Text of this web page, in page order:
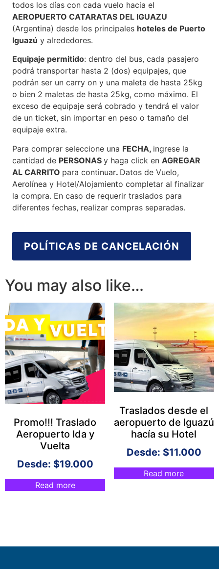
todos los días con cada vuelo hacia el
AEROPUERTO CATARATAS DEL IGUAZU
(Argentina) desde los principales hoteles de Puerto
Iguazú y alrededores.
Equipaje permitido: dentro del bus, cada pasajero
podrá transportar hasta 2 (dos) equipajes, que
podrán ser un carry on y una maleta de hasta 25kg
o bien 2 maletas de hasta 25kg, como máximo. El
exceso de equipaje será cobrado y tendrá el valor
de un ticket, sin importar en peso o tamaño del
equipaje extra.
Para comprar seleccione una FECHA, ingrese la
cantidad de PERSONAS y haga click en AGREGAR
AL CARRITO para continuar. Datos de Vuelo,
Aerolínea y Hotel/Alojamiento completar al finalizar
la compra. En caso de requerir traslados para
diferentes fechas, realizar compras separadas.
POLÍTICAS DE CANCELACIÓN
You may also like…
Promo!!! Traslado
Aeropuerto Ida y
Vuelta
Desde: $19.000
Read more
Traslados desde el
aeropuerto de Iguazú
hacía su Hotel
Desde: $11.000
Read more